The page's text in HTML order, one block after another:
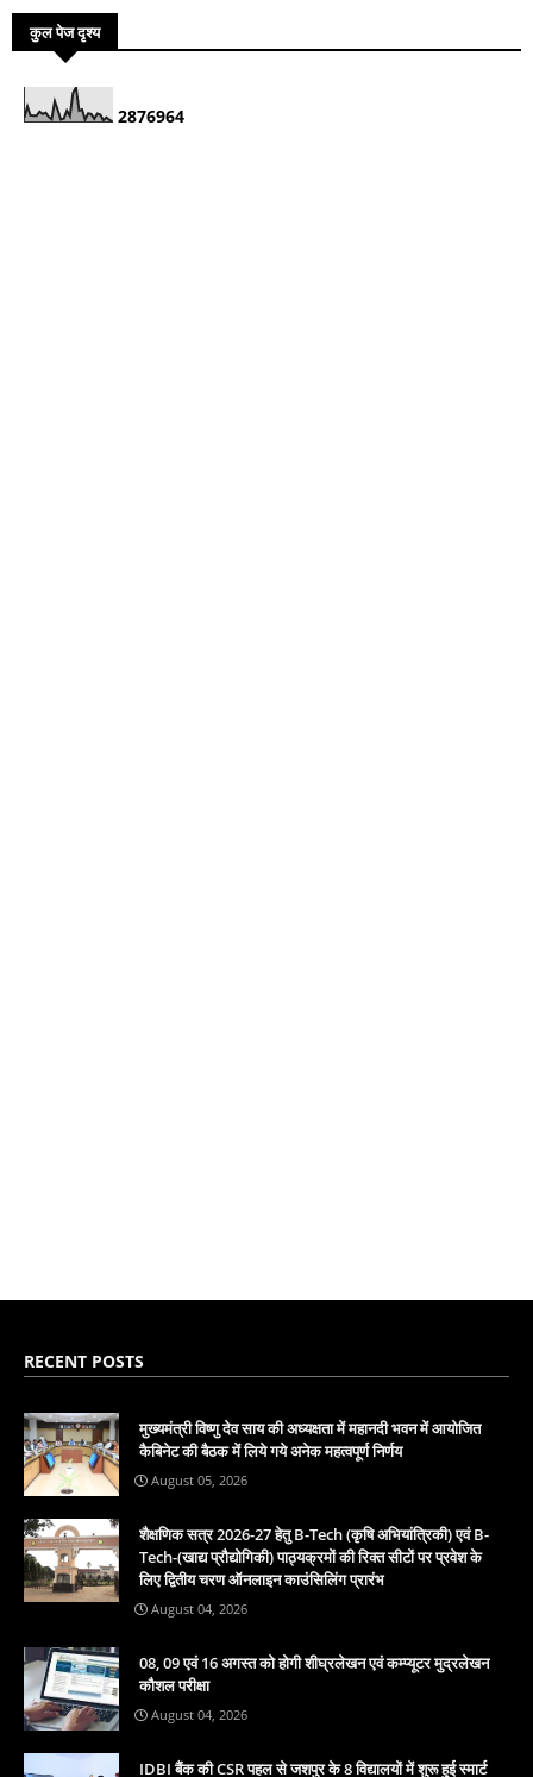
कुल पेज दृश्य
2876964
RECENT POSTS
मुख्यमंत्री विष्णु देव साय की अध्यक्षता में महानदी भवन में आयोजित
कैबिनेट की बैठक में लिये गये अनेक महत्वपूर्ण निर्णय
August 05, 2026
शैक्षणिक सत्र 2026-27 हेतु B-Tech (कृषि अभियांत्रिकी) एवं B-
Tech-(खाद्य प्रौद्योगिकी) पाठ्यक्रमों की रिक्त सीटों पर प्रवेश के
लिए द्वितीय चरण ऑनलाइन काउंसिलिंग प्रारंभ
August 04, 2026
08, 09 एवं 16 अगस्त को होगी शीघ्रलेखन एवं कम्प्यूटर मुद्रलेखन
कौशल परीक्षा
August 04, 2026
IDBI बैंक की CSR पहल से जशपुर के 8 विद्यालयों में शुरू हुई स्मार्ट